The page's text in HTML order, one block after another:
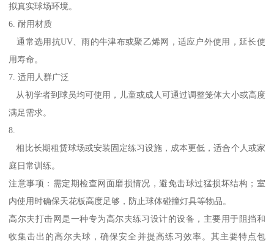
拟真实球场环境。
6. 耐用材质
通常选用抗UV、雨的牛津布或聚乙烯网，适应户外使用，延长使
用寿命。
7. 适用人群广泛
从初学者到球员均可使用，儿童或成人可通过调整笼体大小或高度
满足需求。
8.
相比长期租赁球场或安装固定练习设施，成本更低，适合个人或家
庭日常训练。
注意事项：需定期检查网面磨损情况，避免击球过猛损坏结构；室
内使用时确保天花板高度足够，防止球体碰撞灯具等物品。
高尔夫打击网是一种专为高尔夫练习设计的设备，主要用于阻挡和
收集击出的高尔夫球，确保安全并提高练习效率。其主要特点包